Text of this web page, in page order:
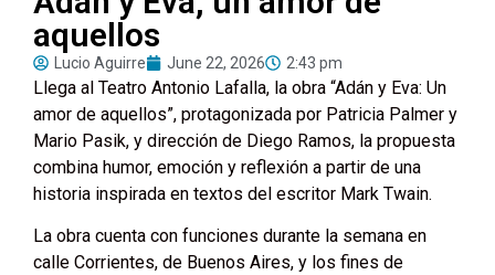
aquellos
Lucio Aguirre June 22, 2026 2:43 pm
Llega al Teatro Antonio Lafalla, la obra “Adán y Eva: Un
amor de aquellos”, protagonizada por Patricia Palmer y
Mario Pasik, y dirección de Diego Ramos, la propuesta
combina humor, emoción y reflexión a partir de una
historia inspirada en textos del escritor Mark Twain.
La obra cuenta con funciones durante la semana en
calle Corrientes, de Buenos Aires, y los fines de